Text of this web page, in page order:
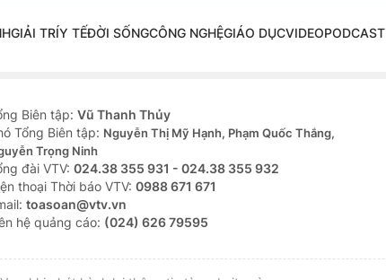
GIẢI TRÍY TẾĐỜI SỐNGCÔNG NGHỆGIÁO DỤCVIDEOPODCAST
Biên tập: Vũ Thanh Thủy
Tổng Biên tập: Nguyễn Thị Mỹ Hạnh, Phạm Quốc Thắng,
Trọng Ninh
đài VTV: 024.38 355 931 - 024.38 355 932
thoại Thời báo VTV: 0988 671 671
toasoan@vtv.vn
hệ quảng cáo: (024) 626 79595